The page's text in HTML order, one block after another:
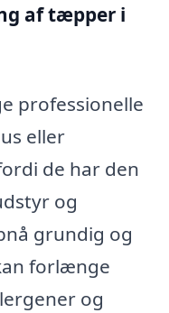
af tæpper i
professionelle
eller
de har den
og
grundig og
forlænge
og